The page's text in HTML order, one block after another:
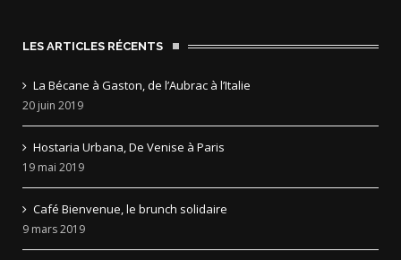
LES ARTICLES RÉCENTS
La Bécane à Gaston, de l’Aubrac à l’Italie
20 juin 2019
Hostaria Urbana, De Venise à Paris
19 mai 2019
Café Bienvenue, le brunch solidaire
9 mars 2019